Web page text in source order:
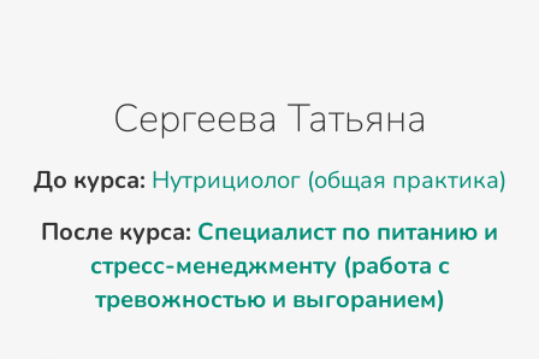
Сергеева Татьяна
До курса: Нутрициолог (общая практика)
После курса: Специалист по питанию и
стресс-менеджменту (работа с
тревожностью и выгоранием)